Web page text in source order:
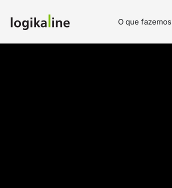
O que fazemos